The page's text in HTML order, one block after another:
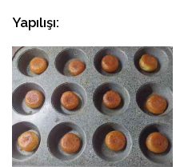
Yapılışı: